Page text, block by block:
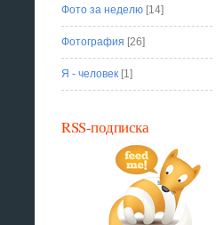
Фото за неделю [14]
Фотография [26]
Я - человек [1]
RSS-подписка